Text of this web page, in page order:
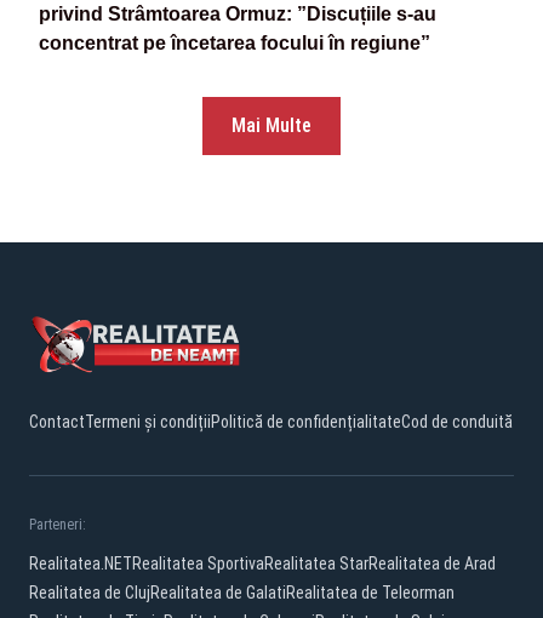
privind Strâmtoarea Ormuz: ”Discuțiile s-au
concentrat pe încetarea focului în regiune”
Mai Multe
ContactTermeni și condițiiPolitică de confidențialitateCod de conduită
Parteneri:
Realitatea.NETRealitatea SportivaRealitatea StarRealitatea de Arad
Realitatea de ClujRealitatea de GalatiRealitatea de Teleorman